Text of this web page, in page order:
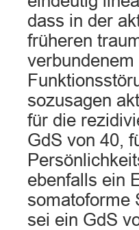
dass in der
früheren
sozusagen
für die
GdS von 40,
ebenfalls ein
somatoforme
sei ein GdS